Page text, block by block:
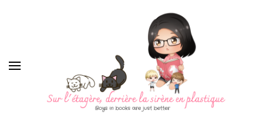
Sur l'étagère, derrière la
sirène en plastique